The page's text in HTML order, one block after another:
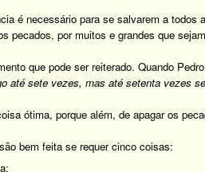
é necessário para se salvarem a
pecados, por muitos e grandes que
que pode ser reiterado. Quando
até sete vezes, mas até setenta vezes
ótima, porque além, de apagar os
bem feita se requer cinco coisas: